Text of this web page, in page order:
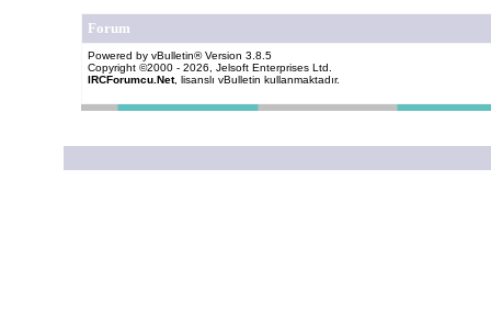
Forum
Powered by vBulletin® Version 3.8.5
Copyright ©2000 - 2026, Jelsoft Enterprises Ltd.
IRCForumcu.Net, lisanslı vBulletin kullanmaktadır.